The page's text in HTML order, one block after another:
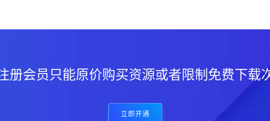
册会员只能原价购买资源或者限制免费下载
立即开通